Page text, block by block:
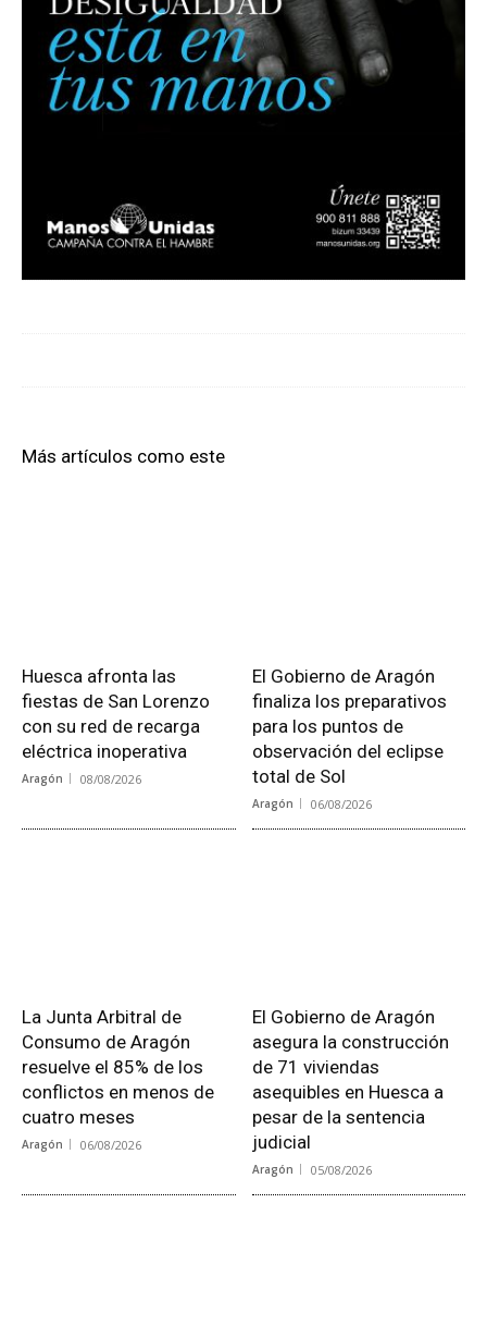
Más artículos como este
Huesca afronta las
fiestas de San Lorenzo
con su red de recarga
eléctrica inoperativa
Aragón 08/08/2026
El Gobierno de Aragón
finaliza los preparativos
para los puntos de
observación del eclipse
total de Sol
Aragón 06/08/2026
La Junta Arbitral de
Consumo de Aragón
resuelve el 85% de los
conflictos en menos de
cuatro meses
Aragón 06/08/2026
El Gobierno de Aragón
asegura la construcción
de 71 viviendas
asequibles en Huesca a
pesar de la sentencia
judicial
Aragón 05/08/2026